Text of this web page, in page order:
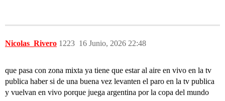
Nicolas_Rivero 16 Junio, 2026 22:48
1223
que pasa con zona mixta ya tiene que estar al aire en vivo en la tv
publica haber si de una buena vez levanten el paro en la tv publica
y vuelvan en vivo porque juega argentina por la copa del mundo